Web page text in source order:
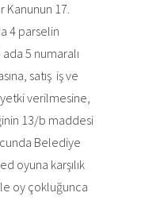
Kanunun 17.
4 parselin
5 numaralı
satış iş ve
verilmesine,
13/b maddesi
Belediye
oyuna karşılık
oy çokluğunca